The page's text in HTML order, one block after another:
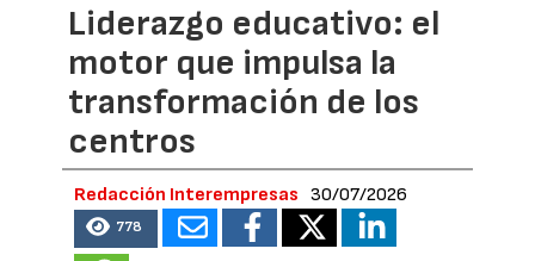
Liderazgo educativo: el
motor que impulsa la
transformación de los
centros
Redacción Interempresas 30/07/2026
778